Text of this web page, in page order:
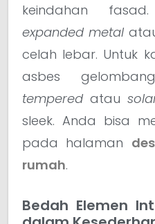
keindahan
expanded metal
celah lebar. Untuk
asbes
tempered atau
sleek. Anda bisa
pada halaman
rumah.
Bedah Elemen